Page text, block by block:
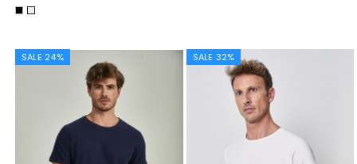
SALE 24% SALE 32%